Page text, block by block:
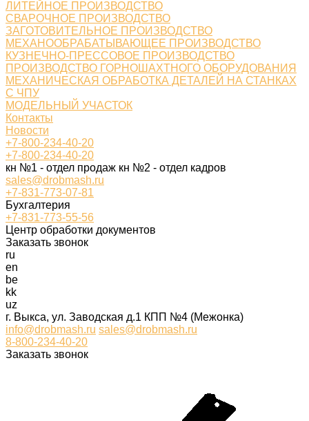
ЛИТЕЙНОЕ ПРОИЗВОДСТВО
СВАРОЧНОЕ ПРОИЗВОДСТВО
ЗАГОТОВИТЕЛЬНОЕ ПРОИЗВОДСТВО
МЕХАНООБРАБАТЫВАЮЩЕЕ ПРОИЗВОДСТВО
КУЗНЕЧНО-ПРЕССОВОЕ ПРОИЗВОДСТВО
ПРОИЗВОДСТВО ГОРНОШАХТНОГО ОБОРУДОВАНИЯ
МЕХАНИЧЕСКАЯ ОБРАБОТКА ДЕТАЛЕЙ НА СТАНКАХ
С ЧПУ
МОДЕЛЬНЫЙ УЧАСТОК
Контакты
Новости
+7-800-234-40-20
+7-800-234-40-20
кн №1 - отдел продаж кн №2 - отдел кадров
sales@drobmash.ru
+7-831-773-07-81
Бухгалтерия
+7-831-773-55-56
Центр обработки документов
Заказать звонок
ru
en
be
kk
uz
г. Выкса, ул. Заводская д.1 КПП №4 (Межонка)
info@drobmash.ru sales@drobmash.ru
8-800-234-40-20
Заказать звонок